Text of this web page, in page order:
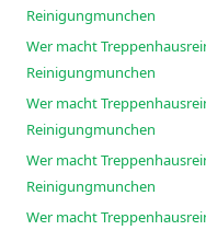
Reinigungmunchen
Wer macht
Reinigungmunchen
Wer macht
Reinigungmunchen
Wer macht
Reinigungmunchen
Wer macht